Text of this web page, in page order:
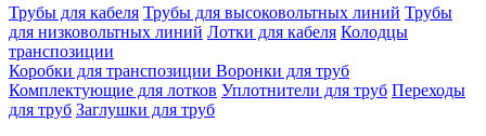
Трубы для кабеля Трубы для высоковольтных линий Трубы
для низковольтных линий Лотки для кабеля Колодцы
транспозиции
Коробки для транспозиции Воронки для труб
Комплектующие для лотков Уплотнители для труб Переходы
для труб Заглушки для труб